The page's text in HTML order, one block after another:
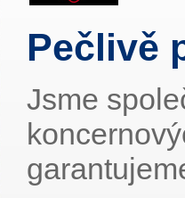
Pečlivě
Jsme